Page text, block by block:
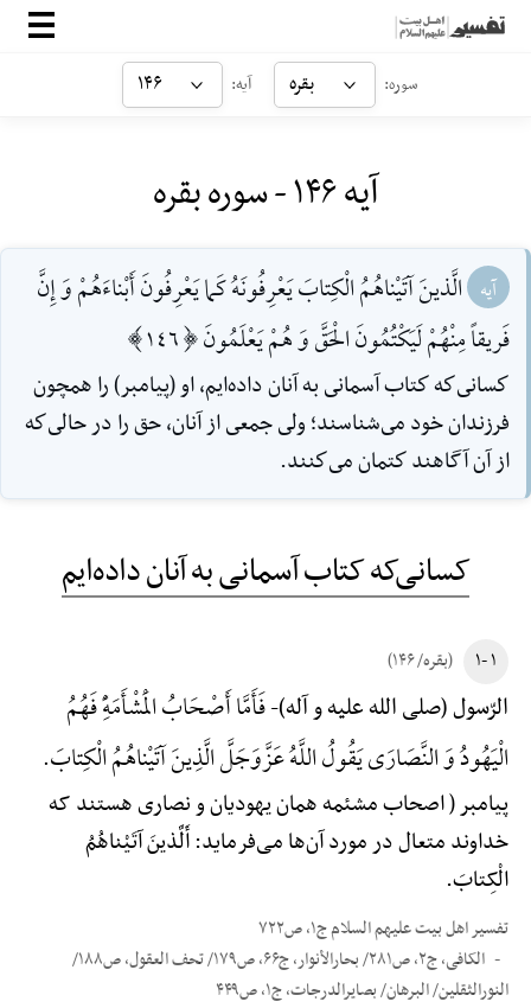
صفحه‌اصلی
ارتباط با ما
سوره: بقره آیه: ۱۴۶
آیه ۱۴۶ - سوره بقره
آیه الَّذينَ آتَيْناهُمُ الْكِتابَ يَعْرِفُونَهُ كَما يَعْرِفُونَ أَبْناءَهُمْ وَ إِنَّ
فَريقاً مِنْهُمْ لَيَكْتُمُونَ الْحَقَّ وَ هُمْ يَعْلَمُونَ [146]
كسانى‌كه كتاب آسمانى به آنان داده‌ايم، او (پيامبر) را همچون
فرزندان خود مى‌شناسند؛ ‌ولى جمعى از آنان، حق را در حالى‌كه
از آن آگاهند كتمان مى‌كنند.
کسانی‌که کتاب آسمانی به آنان داده‌ایم
۱ -۱ (بقره/ ۱۴۶)
الرّسول (صلی الله علیه و آله)-فَأَمَّا أَصْحَابُ الْمَشْأَمَهًِْ فَهُمُ
الْیَهُودُ وَ النَّصَارَی یَقُولُ اللَّهُ عَزَّوَجَلَّ الَّذِینَ آتَیْناهُمُ الْکِتابَ.
پیامبر ( اصحاب مشئمه همان یهودیان و نصاری هستند که
خداوند متعال در مورد آن‌ها می‌فرماید: أَلَّذینَ آتَیْناهُمُ
الْکِتابَ.
تفسیر اهل بیت علیهم السلام ج۱، ص۷۲۲
الکافی، ج۲، ص۲۸۱/ بحارالأنوار، ج۶۶، ص۱۷۹/ تحف العقول، ص۱۸۸/
النورالثقلین/ البرهان/ بصایرالدرجات، ج۱، ص۴۴۹